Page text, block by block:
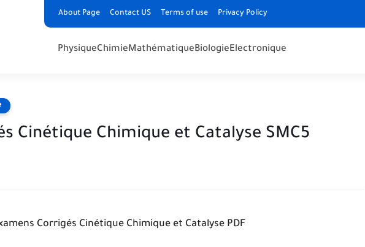
About Page Contact US Terms of use Privacy Policy
PhysiqueChimieMathématiqueBiologieElectronique
Cinétique Chimique et Catalyse SMC5
Corrigés Cinétique Chimique et Catalyse PDF